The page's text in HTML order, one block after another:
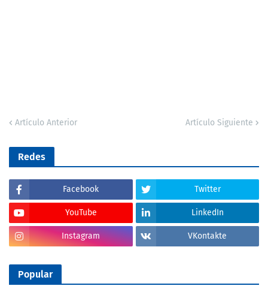
Artículo Anterior Artículo Siguiente
Redes
Facebook Twitter
YouTube LinkedIn
Instagram VKontakte
Popular